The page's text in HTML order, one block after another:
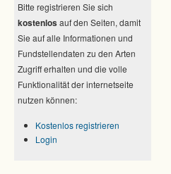
Bitte registrieren Sie sich
kostenlos auf den Seiten, damit
Sie auf alle Informationen und
Fundstellendaten zu den Arten
Zugriff erhalten und die volle
Funktionalität der internetseite
nutzen können:
Kostenlos registrieren
Login